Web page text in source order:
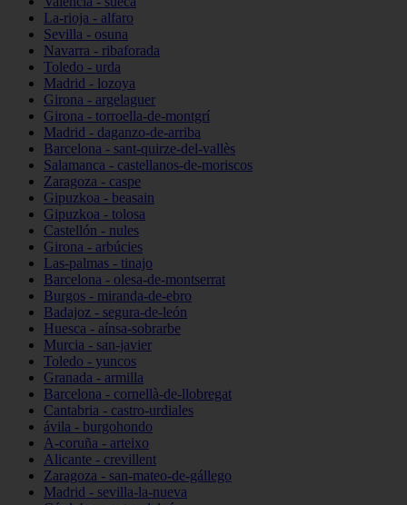
La-rioja - alfaro
Sevilla - osuna
Navarra - ribaforada
Toledo - urda
Madrid - lozoya
Girona - argelaguer
Girona - torroella-de-montgrí
Madrid - daganzo-de-arriba
Barcelona - sant-quirze-del-vallès
Salamanca - castellanos-de-moriscos
Zaragoza - caspe
Gipuzkoa - beasain
Gipuzkoa - tolosa
Castellón - nules
Girona - arbúcies
Las-palmas - tinajo
Barcelona - olesa-de-montserrat
Burgos - miranda-de-ebro
Badajoz - segura-de-león
Huesca - aínsa-sobrarbe
Murcia - san-javier
Toledo - yuncos
Granada - armilla
Barcelona - cornellà-de-llobregat
Cantabria - castro-urdiales
ávila - burgohondo
A-coruña - arteixo
Alicante - crevillent
Zaragoza - san-mateo-de-gállego
Madrid - sevilla-la-nueva